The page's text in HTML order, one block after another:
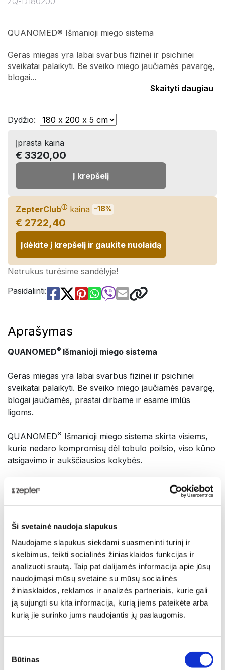
Ši svetainė naudoja slapukus
Naudojame slapukus siekdami suasmeninti turinį ir
skelbimus, teikti socialinės žiniasklaidos funkcijas ir
analizuoti srautą. Taip pat dalijamės informacija apie jūsų
naudojimąsi mūsų svetaine su mūsų socialinės
žiniasklaidos, reklamos ir analizės partneriais, kurie gali
ją sujungti su kita informacija, kurią jiems pateikėte arba
kurią jie surinko jums naudojantis jų paslaugomis.
pasirinkimas
Būtinas
QUANOMED® Išmanioji miego sistema
Geras miegas yra labai svarbus fizinei ir psichinei
sveikatai palaikyti. Be sveiko miego jaučiamės pavargę,
blogai...
Skaityti daugiau
Dydžio:
Įprasta kaina
€ 3320,00
Į krepšelį
ZepterClubⓘ kaina -18%
€ 2722,40
Įdėkite į krepšelį ir gaukite nuolaidą
Netrukus turėsime sandėlyje!
Pasidalinti:
Aprašymas
QUANOMED® Išmanioji miego sistema
Geras miegas yra labai svarbus fizinei ir psichinei
sveikatai palaikyti. Be sveiko miego jaučiamės pavargę,
blogai jaučiamės, prastai dirbame ir esame imlūs
ligoms.
QUANOMED® Išmanioji miego sistema skirta visiems,
kurie nedaro kompromisų dėl tobulo poilsio, viso kūno
atsigavimo ir aukščiausios kokybės.
QUANOMED
išmaniosios miego sistemos esmė yra:
rečiausių iš visų medžiagų -100% natūralaus
latekso putų, gaunamų iš kaučiuko medžio.
BRS – Body Recuperation Support – suteikia
anatominę paramą visoms kūno dalims.
TAF – Therapy Air Flow – užtikrina idealų oro
srautą ir kūno temperatūrą.
MAXQUANO kolekcija – aukščiausios kokybės
prabangūs užvalkalai su kašmyru ir sidabro
Kašmyras yra vienas vertingiausių ir tauriausių pluoštų
pasaulyje, vertinamas dėl savo minkštumo, šilumos ir